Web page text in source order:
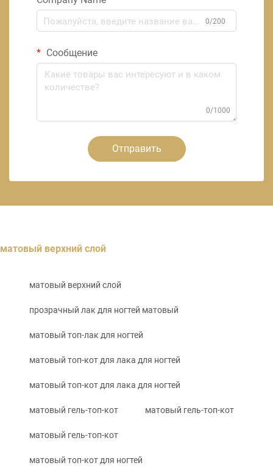
0/200
Сообщение
0/1000
Отправить
матовый верхний слой
матовый верхний слой
прозрачный лак для ногтей матовый
матовый топ-лак для ногтей
матовый топ-кот для лака для ногтей
матовый топ-кот для лака для ногтей
матовый гель-топ-кот матовый гель-топ-кот
матовый гель-топ-кот
матовый топ-кот для ногтей